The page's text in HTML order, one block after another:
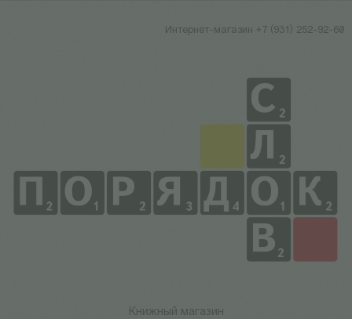
Интернет-магазин +7 (931) 252-92-60
Книжный магазин